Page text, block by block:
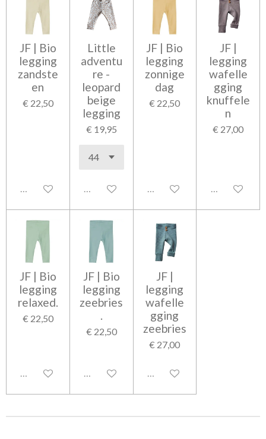
JF | Bio
legging
zandste
en
€ 22,50
Uitgeschakeld
Little
adventu
re -
leopard
beige
legging
€ 19,95
Uitgeschakeld
JF | Bio
legging
zonnige
dag
€ 22,50
Uitgeschakeld
JF |
legging
wafelle
gging
knuffele
n
€ 27,00
JF | Bio
legging
relaxed.
€ 22,50
Uitgeschakeld
JF | Bio
legging
zeebries
.
€ 22,50
Uitgeschakeld
JF |
legging
wafelle
gging
zeebries
€ 27,00
Uitgeschakeld